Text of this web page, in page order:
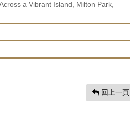
a Vibrant Island, Milton Park,
回上一頁